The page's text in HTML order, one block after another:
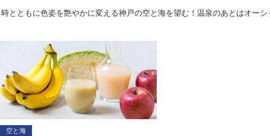
時とともに色姿を艶やかに変える神戸の空と海を望む！温泉のあとはオー
空と海